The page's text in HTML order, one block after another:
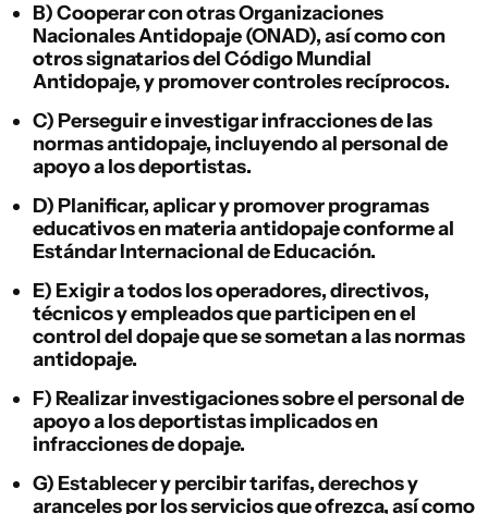
B) Cooperar con otras Organizaciones
Nacionales Antidopaje (ONAD), así como con
otros signatarios del Código Mundial
Antidopaje, y promover controles recíprocos.
C) Perseguir e investigar infracciones de las
normas antidopaje, incluyendo al personal de
apoyo a los deportistas.
D) Planificar, aplicar y promover programas
educativos en materia antidopaje conforme al
Estándar Internacional de Educación.
E) Exigir a todos los operadores, directivos,
técnicos y empleados que participen en el
control del dopaje que se sometan a las normas
antidopaje.
F) Realizar investigaciones sobre el personal de
apoyo a los deportistas implicados en
infracciones de dopaje.
G) Establecer y percibir tarifas, derechos y
aranceles por los servicios que ofrezca, así como